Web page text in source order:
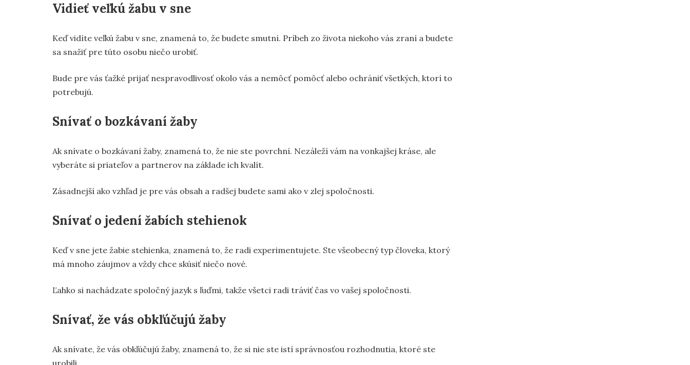
Vidieť veľkú žabu v sne
Keď vidíte veľkú žabu v sne, znamená to, že budete smutní. Príbeh zo života niekoho vás zraní a budete
sa snažiť pre túto osobu niečo urobiť.
Bude pre vás ťažké prijať nespravodlivosť okolo vás a nemôcť pomôcť alebo ochrániť všetkých, ktorí to
potrebujú.
Snívať o bozkávaní žaby
Ak snívate o bozkávaní žaby, znamená to, že nie ste povrchní. Nezáleží vám na vonkajšej kráse, ale
vyberáte si priateľov a partnerov na základe ich kvalít.
Zásadnejší ako vzhľad je pre vás obsah a radšej budete sami ako v zlej spoločnosti.
Snívať o jedení žabích stehienok
Keď v sne jete žabie stehienka, znamená to, že radi experimentujete. Ste všeobecný typ človeka, ktorý
má mnoho záujmov a vždy chce skúsiť niečo nové.
Ľahko si nachádzate spoločný jazyk s ľuďmi, takže všetci radi tráviť čas vo vašej spoločnosti.
Snívať, že vás obkľúčujú žaby
Ak snívate, že vás obkľúčujú žaby, znamená to, že si nie ste istí správnosťou rozhodnutia, ktoré ste
urobili.